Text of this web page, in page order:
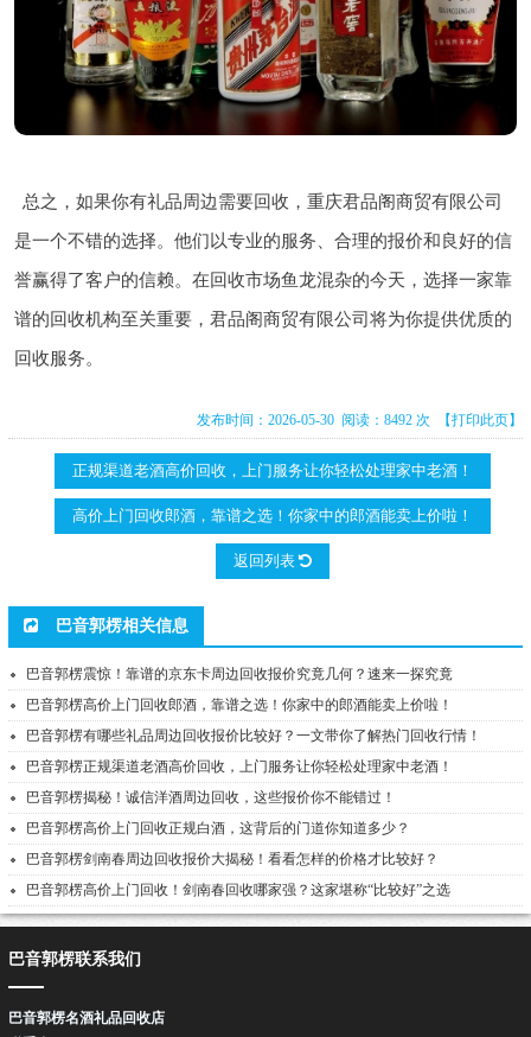
总之，如果你有礼品周边需要回收，重庆君品阁商贸有限公司
是一个不错的选择。他们以专业的服务、合理的报价和良好的信
誉赢得了客户的信赖。在回收市场鱼龙混杂的今天，选择一家靠
谱的回收机构至关重要，君品阁商贸有限公司将为你提供优质的
回收服务。
发布时间：2026-05-30 阅读：8492 次 【打印此页】
正规渠道老酒高价回收，上门服务让你轻松处理家中老酒！
高价上门回收郎酒，靠谱之选！你家中的郎酒能卖上价啦！
返回列表
巴音郭楞相关信息
巴音郭楞震惊！靠谱的京东卡周边回收报价究竟几何？速来一探究竟
巴音郭楞高价上门回收郎酒，靠谱之选！你家中的郎酒能卖上价啦！
巴音郭楞有哪些礼品周边回收报价比较好？一文带你了解热门回收行情！
巴音郭楞正规渠道老酒高价回收，上门服务让你轻松处理家中老酒！
巴音郭楞揭秘！诚信洋酒周边回收，这些报价你不能错过！
巴音郭楞高价上门回收正规白酒，这背后的门道你知道多少？
巴音郭楞剑南春周边回收报价大揭秘！看看怎样的价格才比较好？
巴音郭楞高价上门回收！剑南春回收哪家强？这家堪称“比较好”之选
巴音郭楞联系我们
巴音郭楞名酒礼品回收店